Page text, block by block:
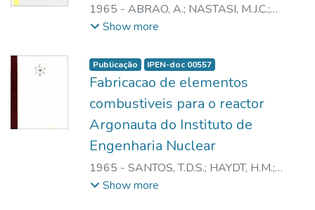
1965 - ABRAO, A.; NASTASI, M.J.C.;
LARANJA, A.A.
Show more
Publicação IPEN-doc 00557
Fabricacao de elementos
combustiveis para o reactor
Argonauta do Instituto de
Engenharia Nuclear
1965 - SANTOS, T.D.S.; HAYDT, H.M.;
FREITAS, C.T.
Show more